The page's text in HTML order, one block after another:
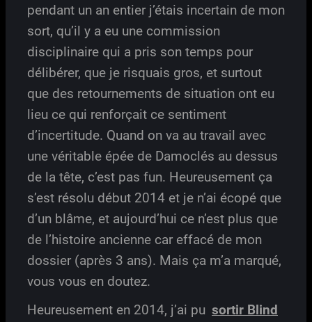
pendant un an entier j’étais incertain de mon
sort, qu’il y a eu une commission
disciplinaire qui a pris son temps pour
délibérer, que je risquais gros, et surtout
que des retournements de situation ont eu
lieu ce qui renforçait ce sentiment
d’incertitude. Quand on va au travail avec
une véritable épée de Damoclés au dessus
de la tête, c’est pas fun. Heureusement ça
s’est résolu début 2014 et je n’ai écopé que
d’un blâme, et aujourd’hui ce n’est plus que
de l’histoire ancienne car effacé de mon
dossier (après 3 ans). Mais ça m’a marqué,
vous vous en doutez.
Heureusement en 2014, j’ai pu sortir Blind